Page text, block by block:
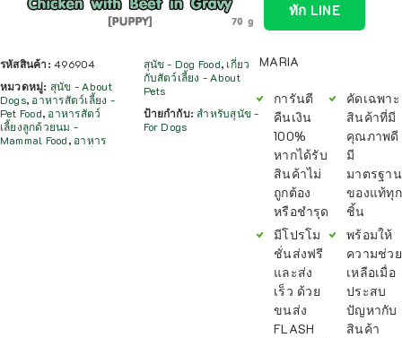
รหัสสินค้า:496904
หมวดหมู่: สุนัข - About
Dogs, อาหารสัตว์เลี้ยง -
Pet Food, อาหารสัตว์
เลี้ยงลูกด้วยนม -
Mammal Food, อาหาร
สุนัข - Dog Food, เกี่ยว
กับสัตว์เลี้ยง - About
Pets
ป้ายกำกับ:สำหรับสุนัข -
For Dogs
ทัก LINE
MARIA
การันตี
คืนเงิน
100%
หากได้รับ
สินค้าไม่
ถูกต้อง
หรือชำรุด
มีโปรโม
ชั่นส่งฟรี
และส่ง
เร็ว ด้วย
ขนส่ง
FLASH
คัดเฉพาะ
สินค้าที่มี
คุณภาพดี
มี
มาตรฐาน
ของแท้ทุก
ชิ้น
พร้อมให้
ความช่วย
เหลือเมื่อ
ประสบ
ปัญหากับ
สินค้า